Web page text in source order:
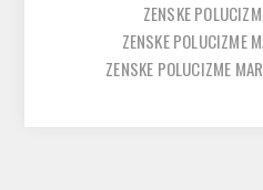
ZENSKE
ZENSKE POLUCIZME
ZENSKE POLUCIZME